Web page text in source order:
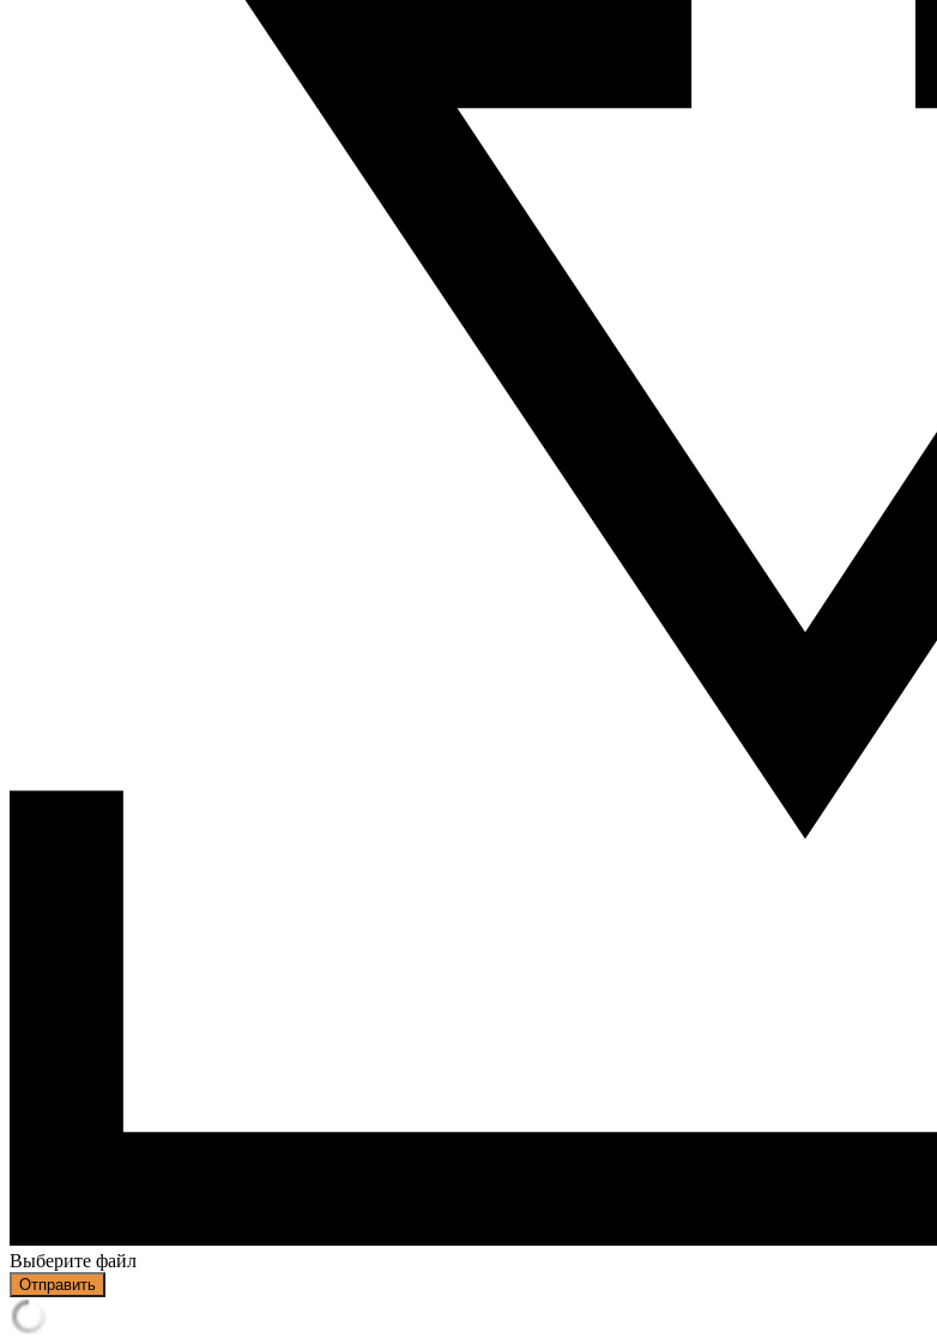
Выберите файл
Отправить